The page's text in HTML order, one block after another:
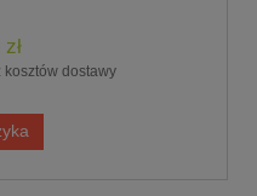
kosztów dostawy